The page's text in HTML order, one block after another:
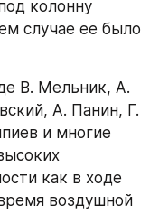
колонну
случае ее было
В. Мельник, А.
А. Панин, Г.
и многие
как в ходе
воздушной